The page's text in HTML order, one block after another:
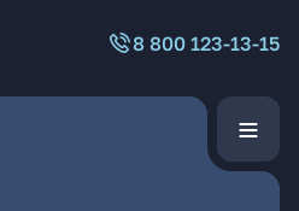
8 800 123-13-15